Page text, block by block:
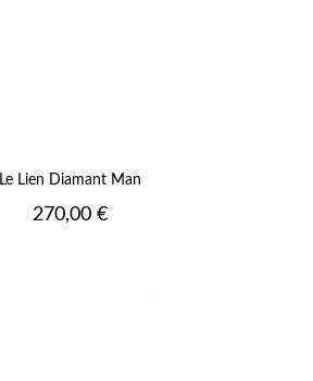
Le Lien Diamant Man
Prix
270,00 €